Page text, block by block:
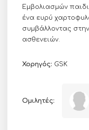
Εμβολιασμών
ένα ευρύ
συμβάλλοντας
ασθενειών.
Χορηγός: GSK
Ομιλητές: